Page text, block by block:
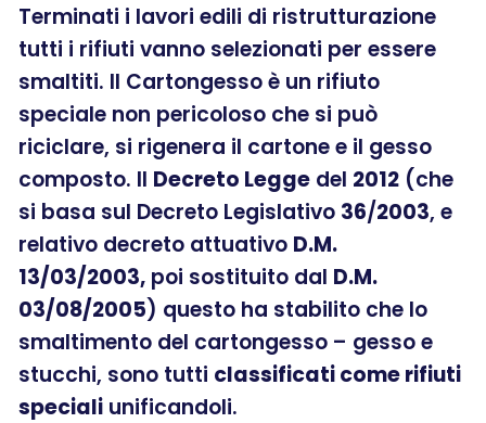
Terminati i lavori edili di ristrutturazione
tutti i rifiuti vanno selezionati per essere
smaltiti. Il Cartongesso è un rifiuto
speciale non pericoloso che si può
riciclare, si rigenera il cartone e il gesso
composto. Il Decreto Legge del 2012 (che
si basa sul Decreto Legislativo 36/2003, e
relativo decreto attuativo D.M.
13/03/2003, poi sostituito dal D.M.
03/08/2005) questo ha stabilito che lo
smaltimento del cartongesso – gesso e
stucchi, sono tutti classificati come rifiuti
speciali unificandoli.